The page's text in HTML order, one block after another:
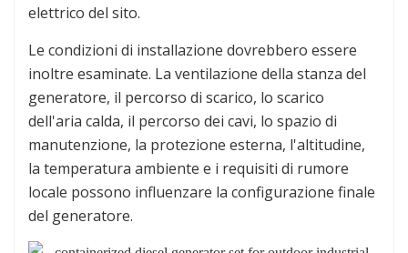
elettrico del sito.
Le condizioni di installazione dovrebbero essere
inoltre esaminate. La ventilazione della stanza del
generatore, il percorso di scarico, lo scarico
dell'aria calda, il percorso dei cavi, lo spazio di
manutenzione, la protezione esterna, l'altitudine,
la temperatura ambiente e i requisiti di rumore
locale possono influenzare la configurazione finale
del generatore.